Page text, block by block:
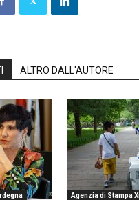
ALTRO DALL'AUTORE
Agenzia di Stampa